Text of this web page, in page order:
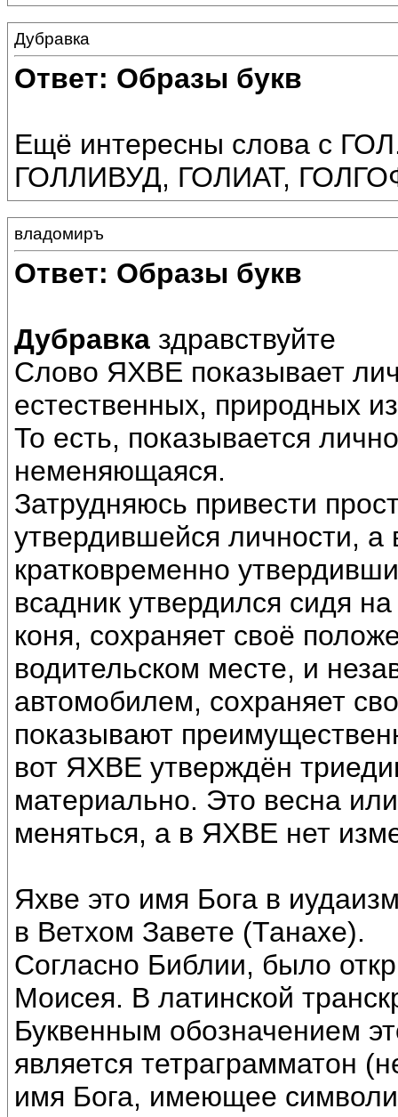
Дубравка
Ответ: Образы букв
Ещё интересны слова с
ГОЛЛИВУД, ГОЛИАТ,
владомиръ
Ответ: Образы букв
Дубравка здравствуйте
Слово ЯХВЕ показывает
естественных, природных
То есть, показывается
неменяющаяся.
Затрудняюсь привести
утвердившейся личности, а
кратковременно
всадник утвердился сидя
коня, сохраняет своё
водительском месте, и
автомобилем, сохраняет
показывают
вот ЯХВЕ утверждён
материально. Это весна
меняться, а в ЯХВЕ нет
Яхве это имя Бога в
в Ветхом Завете (Танахе).
Согласно Библии, было
Моисея. В латинской
Буквенным обозначением
является тетраграмматон
имя Бога, имеющее